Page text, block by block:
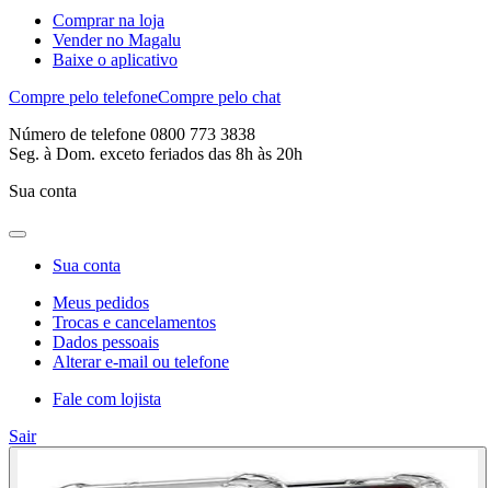
Comprar na loja
Vender no Magalu
Baixe o aplicativo
Compre pelo telefoneCompre pelo chat
Número de telefone 0800 773 3838
Seg. à Dom. exceto feriados das 8h às 20h
Sua conta
Sua conta
Meus pedidos
Trocas e cancelamentos
Dados pessoais
Alterar e-mail ou telefone
Fale com lojista
Sair